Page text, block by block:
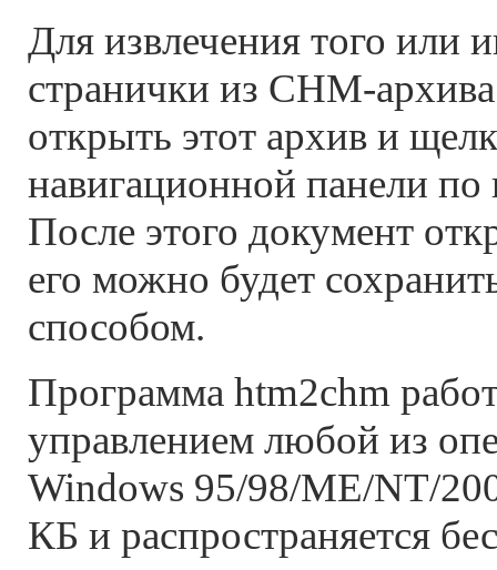
Для извлечения того или
странички из CHM-
открыть этот архив и
навигационной панели
После этого документ
его можно будет
способом.
Программа htm2chm
управлением любой из
Windows 95/98/ME/NT/
КБ и распространяется